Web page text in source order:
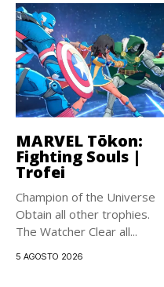
MARVEL Tōkon:
Fighting Souls |
Trofei
Champion of the Universe
Obtain all other trophies.
The Watcher Clear all...
5 AGOSTO 2026